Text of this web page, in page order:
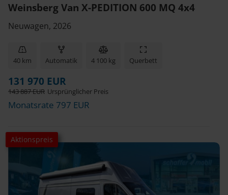
Weinsberg Van X-PEDITION 600 MQ 4x4
Neuwagen, 2026
40 km Automatik 4 100 kg Querbett
131 970 EUR
143 887 EUR Ursprünglicher Preis
Monatsrate 797 EUR
Aktionspreis